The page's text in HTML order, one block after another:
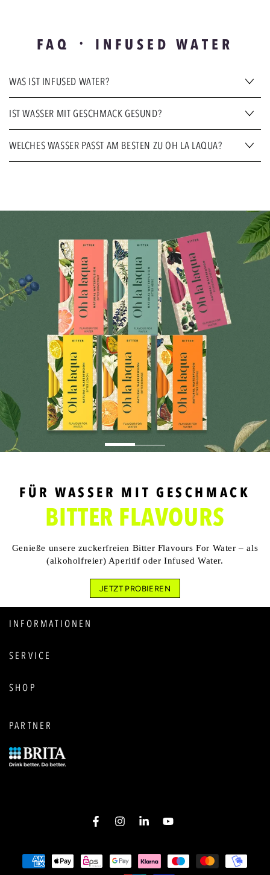
FAQ ᛫ INFUSED WATER
WAS IST INFUSED WATER?
IST WASSER MIT GESCHMACK GESUND?
WELCHES WASSER PASST AM BESTEN ZU OH LA LAQUA?
FÜR WASSER MIT GESCHMACK
BITTER FLAVOURS
Genieße unsere zuckerfreien Bitter Flavours For Water – als
(alkoholfreier) Aperitif oder Infused Water.
JETZT PROBIEREN
INFORMATIONEN
SERVICE
SHOP
PARTNER
FacebookInstagramLinkedInYouTube
Zahlungsmöglichkeiten